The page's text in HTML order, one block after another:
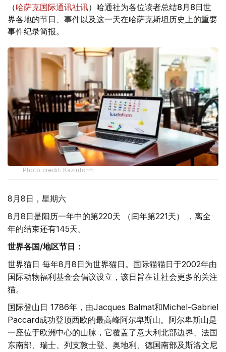
（哈萨克国际通讯社讯）哈通社为各位读者总结8月8日世
界各地的节日、事件以及这一天在哈萨克斯坦历史上的重要
事件纪录简报。
Photo credit: Kazinform
8月8日，星期六
8月8日是阳历一年中的第220天 （闰年第221天） ，离全
年的结束还有145天。
世界各国/地区节日：
世界猫日 每年8月8日为世界猫日。国际猫猫日于2002年由
国际动物福利基金会倡议设立，该日旨在让社会更多的关注
猫。
国际登山日 1786年，由Jacques Balmat和Michel-Gabriel
Paccard成功登顶西欧的最高峰阿尔卑斯山。阿尔卑斯山是
一座位于欧洲中心的山脉，它覆盖了意大利北部边界、法国
东南部、瑞士、列支敦士登、奥地利、德国南部及斯洛文尼